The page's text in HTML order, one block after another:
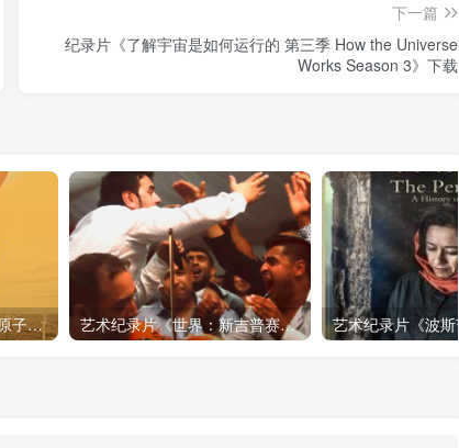
下一篇
纪录片《了解宇宙是如何运行的 第三季 How the Universe
Works Season 3》下载
自然，工艺技术纪录片《原子能的希望 Atomic Hope – Inside the Pro-Nuclear Movement》下载 艺术纪录片《世界：新吉普赛之王 This World: The New Gypsy Kings》下载